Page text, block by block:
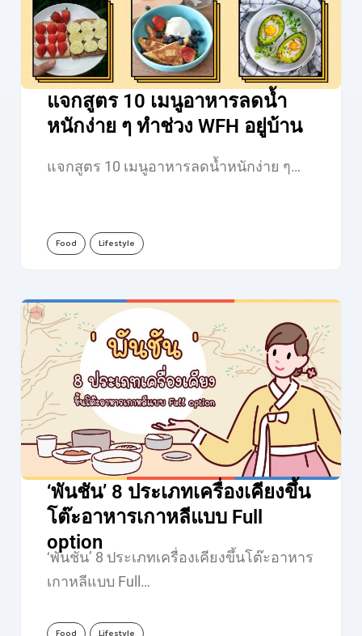
แจกสูตร 10 เมนูอาหารลดน้ำ
หนักง่าย ๆ ทำช่วง WFH อยู่บ้าน
แจกสูตร 10 เมนูอาหารลดน้ำหนักง่าย ๆ…
Food Lifestyle
‘พันชัน’ 8 ประเภทเครื่องเคียงขึ้น
โต๊ะอาหารเกาหลีแบบ Full
option
‘พันชัน’ 8 ประเภทเครื่องเคียงขึ้นโต๊ะอาหาร
เกาหลีแบบ Full…
Food Lifestyle